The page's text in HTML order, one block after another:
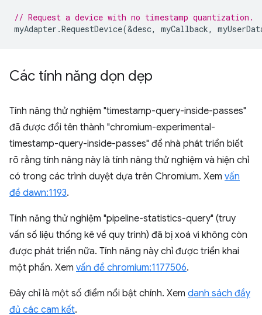
// Request a device with no timestamp quantization.
myAdapter .RequestDevice(&desc, myCallback,
Các tính năng dọn dẹp
Tính năng thử nghiệm "timestamp-query-inside-passes"
đã được đổi tên thành "chromium-experimental-
timestamp-query-inside-passes" để nhà phát triển biết
rõ rằng tính năng này là tính năng thử nghiệm và hiện chỉ
có trong các trình duyệt dựa trên Chromium. Xem vấn
đề dawn:1193.
Tính năng thử nghiệm "pipeline-statistics-query" (truy
vấn số liệu thống kê về quy trình) đã bị xoá vì không còn
được phát triển nữa. Tính năng này chỉ được triển khai
một phần. Xem vấn đề chromium:1177506.
Đây chỉ là một số điểm nổi bật chính. Xem danh sách đầy
đủ các cam kết.